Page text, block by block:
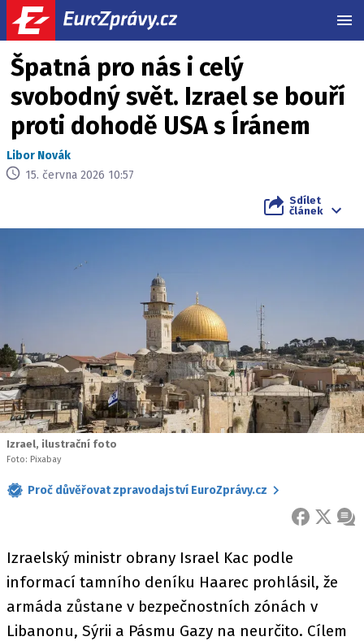
Špatná pro nás i celý
svobodný svět. Izrael se bouří
proti dohodě USA s Íránem
Libor Novák
15. června 2026 10:57
Sdílet
článek
Izrael, ilustrační foto
Foto: Pixabay
Proč důvěřovat zpravodajství EuroZprávy.cz
FACEBOOK
X
Izraelský ministr obrany Israel Kac podle
informací tamního deníku Haarec prohlásil, že
armáda zůstane v bezpečnostních zónách v
Libanonu, Sýrii a Pásmu Gazy na neurčito. Cílem